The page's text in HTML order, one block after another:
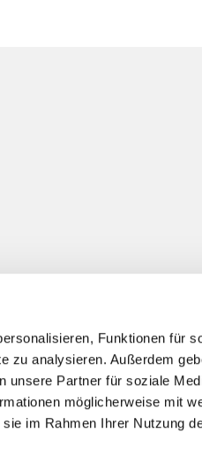
Funktionen für
zu analysieren. Außerdem
unsere Partner für soziale
möglicherweise mit
im Rahmen Ihrer Nutzung